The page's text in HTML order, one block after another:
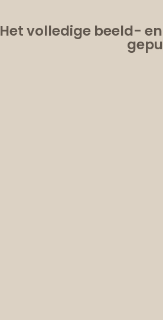
Het volledige beeld-